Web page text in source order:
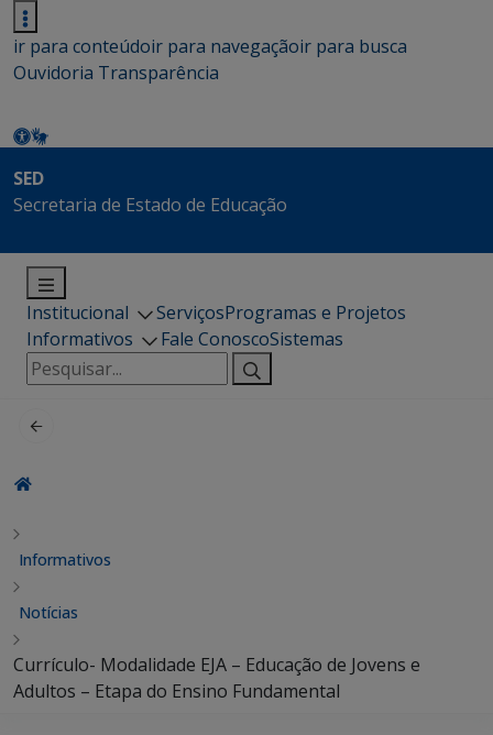
ir para conteúdoir para navegaçãoir para busca
Ouvidoria Transparência
SED
Secretaria de Estado de Educação
Institucional ServiçosProgramas e Projetos
Informativos
Fale ConoscoSistemas
Pesquisar
por:
Informativos
Notícias
Currículo- Modalidade EJA – Educação de Jovens e
Adultos – Etapa do Ensino Fundamental